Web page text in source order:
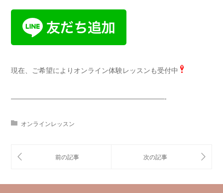
現在、ご希望によりオンライン体験レッスンも受付中
——————————————————————-
オンラインレッスン